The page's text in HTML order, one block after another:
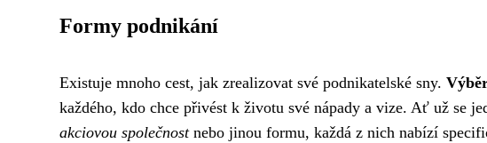
Formy podnikání
Existuje mnoho cest, jak zrealizovat své podnikatelské sny.
každého, kdo chce přivést k životu své nápady a vize. Ať už se
akciovou společnostnebo jinou formu, každá z nich nabízí